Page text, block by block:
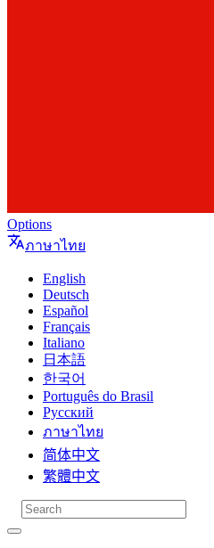
Options
ภาษาไทย
English
Deutsch
Español
Français
Italiano
日本語
한국어
Português do Brasil
Русский
ภาษาไทย
简体中文
繁體中文